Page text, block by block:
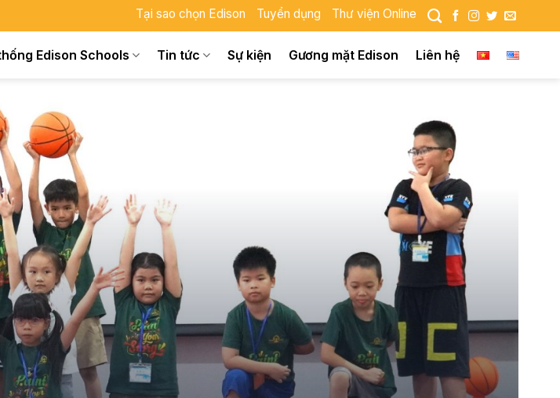
Tại sao chọn Edison Tuyển dụng Thư viện Online
Edison Schools Tin tức Sự kiện Gương mặt Edison Liên hệ